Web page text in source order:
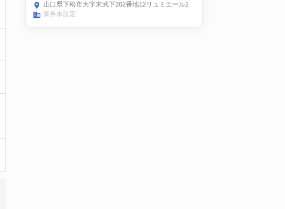
山口県下松市大字末武下262番地12リュミエール202
業界未設定